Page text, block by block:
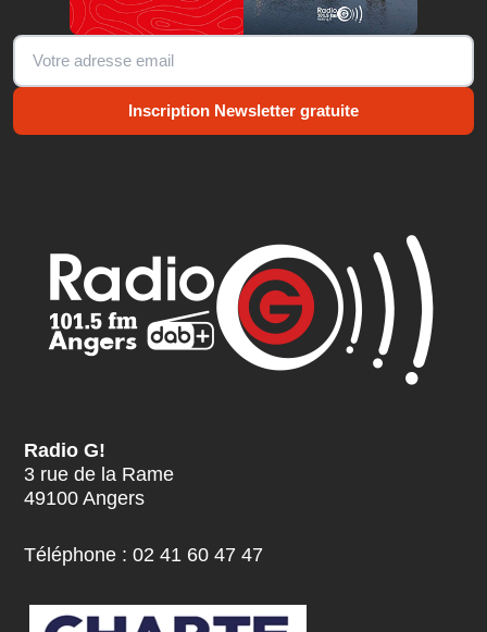
Inscription Newsletter gratuite
Radio G!
3 rue de la Rame
49100 Angers
Téléphone : 02 41 60 47 47